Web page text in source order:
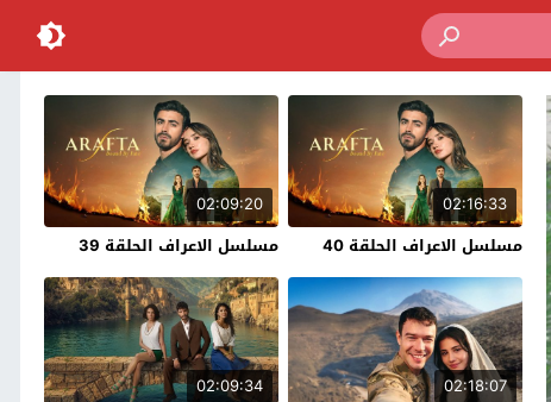
02:16:33
مسلسل الاعراف الحلقة 40
02:09:20
مسلسل الاعراف الحلقة 39
02:18:07
02:09:34